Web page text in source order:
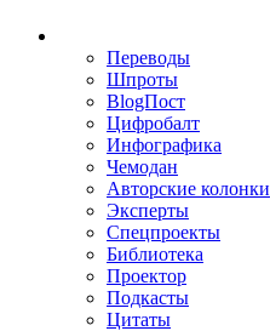
Переводы
Шпроты
BlogПост
Цифробалт
Инфографика
Чемодан
Авторские колонки
Эксперты
Спецпроекты
Библиотека
Проектор
Подкасты
Цитаты